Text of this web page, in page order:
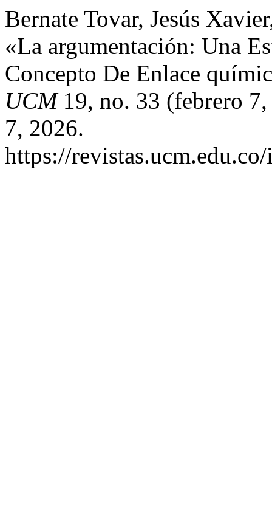
Bernate Tovar, Jesús
«La argumentación: Una
Concepto De Enlace
UCM19, no. 33 (febrero
7, 2026.
https://